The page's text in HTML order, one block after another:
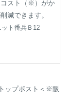
スト（※）がか
減できます。
ト番兵Ｂ12
ップポスト＜※販